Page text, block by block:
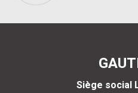
Siège social